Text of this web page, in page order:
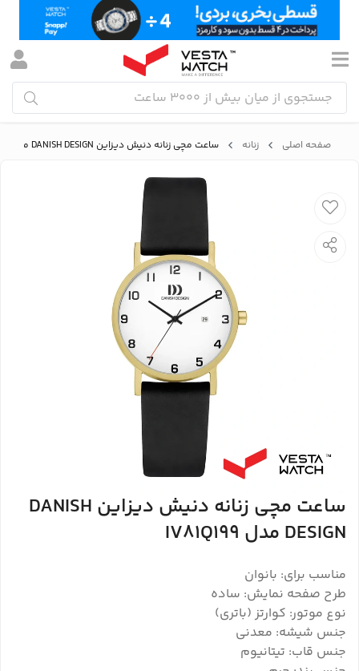
صفحه اصلی زنانه ساعت مچی زنانه دنیش دیزاین DANISH DESIGN مدل IV81Q199
ساعت مچی زنانه دنیش دیزاین DANISH
DESIGN مدل IV81Q199
مناسب برای: بانوان
طرح صفحه نمایش: ساده
نوع موتور: کوارتز (باتری)
جنس شیشه: معدنی
جنس قاب: تیتانیوم